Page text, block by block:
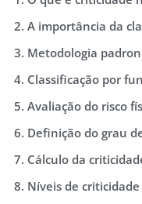
A importância da
Metodologia
Classificação por
Avaliação do risco
Definição do grau
Cálculo da
Níveis de